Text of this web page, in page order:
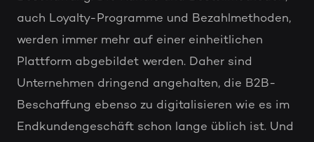
auch Loyalty-Programme und Bezahlmethoden,
werden immer mehr auf einer einheitlichen
Plattform abgebildet werden. Daher sind
Unternehmen dringend angehalten, die B2B-
Beschaffung ebenso zu digitalisieren wie es im
Endkundengeschäft schon lange üblich ist. Und